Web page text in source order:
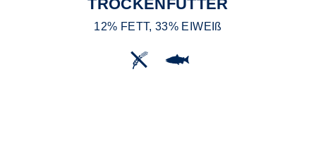
TROCKENFUTTER
12% FETT, 33% EIWEIß